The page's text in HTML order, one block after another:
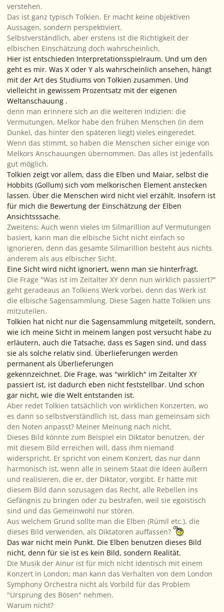
verstehen.
Das ist ganz typisch Tolkien. Er macht keine objektiven
Aussagen, sondern perspektiviert.
Selbstverständlich, aber erstens ist die Richtigkeit der
elbischen Einschätzung doch wahrscheinlich,
Hier ist entschieden Interpretationsspielraum. Und um den
geht es mir. Was X oder Y als wahrscheinlich ansehen, hängt
mit der Art des Studiums von Tolkien zusammen. Und
vielleicht in gewissem Prozentsatz mit der eigenen
Weltanschauung .
denn man erinnere sich an die weiteren Indizien: die
Vermutungen, Melkor habe den frühen Menschen (in dem
Dunkel, das hinter den späteren liegt) vieles eingeredet.
Wenn das stimmt, so haben die Menschen sicher einige von
Melkors Anschauungen übernommen. Das alles ist jedenfalls
gut möglich.
Tolkien zeigt vor allem, dass die Elben und Maiar, selbst die
Hobbits (Gollum) sich vom melkorischen Element anstecken
lassen. Über die Menschen wird nicht viel erzählt. Insofern ist
für mich die Bewertung der Einschätzung der Elben
Ansichtsssache.
Zweitens: Auch wenn vieles im Silmarillion auf Vermutungen
basiert, kann man die elbische Sicht nicht einfach so
ignorieren, denn das gesamte Silmarillion besteht aus nichts
anderem als aus elbischer Sicht.
Eine Sicht wird nicht ignoriert, wenn man sie hinterfragt.
Die Frage "Was ist im Zeitalter XY denn nun wirklich passiert?"
geht geradeaus an Tolkiens Werk vorbei, denn das Werk ist
die elbische Sagensammlung. Diese Sagen hatte Tolkien uns
mitzuteilen.
Tolkien hat nicht nur die Sagensammlung mitgeteilt, sondern,
wie ich meine Sicht in meinem langen post versucht habe zu
erläutern, auch die Tatsache, dass es Sagen sind, und dass
sie als solche relativ sind. Überlieferungen werden
permanent als Überlieferungen
gekennzeichnet. Die Frage, was "wirklich" im Zeitalter XY
passiert ist, ist dadurch eben nicht feststellbar. Und schon
gar nicht, wie die Welt entstanden ist.
Aber redet Tolkien tatsächlich von wirklichen Konzerten, wo
es dann so selbstverständlich ist, dass man gemeinsam sich
den Noten anpasst? Meiner Meinung nach nicht.
Dieses Bild könnte zum Beispiel ein Diktator benutzen, der
mit diesem Bild erreichen will, dass ihm niemand
widerspricht. Er spricht von einem Konzert, das nur dann
harmonisch ist, wenn alle in seinem Staat die Ideen äußern
und realisieren, die er, der Diktator, vorgibt. Er hätte mit
diesem Bild dann sozusagen das Recht, alle Rebellen ins
Gefängnis zu bringen oder zu bestrafen, weil sie egoistisch
sind und das Gemeinwohl nur stören.
Aus welchem Grund sollte man die Elben (Rúmil etc.), die
dieses Bild verwenden, als Diktatoren auffassen?
Das war nicht mein Punkt. Die Elben benutzen dieses Bild
nicht, denn für sie ist es kein Bild, sondern Realität.
Die Musik der Ainur ist für mich nicht identisch mit einem
Konzert in London; man kann das Verhalten von dem London
Symphony Orchestra nicht als Vorbild für das Problem
"Ursprung des Bösen" nehmen.
Warum nicht?